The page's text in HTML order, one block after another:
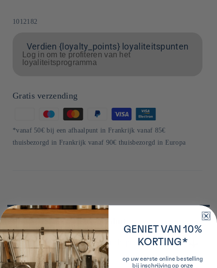
SKU:
1012182
Verdien {loyalty_points} loyaliteitspunten
Log in om te profiteren van het
loyaliteitsprogramma
Gratis verzending
Betaalmethoden
*vanaf 50€ bij een afhaalpunt in Frankrijk vanaf 85€
thuisbezorgd in Frankrijk vanaf 90€ thuisbezorgd in Europa
Plus de détails sur ce produit
Meer informatie over de producent
Fondée aux débuts de l'ère Meiji, en 1871 à Miyazaki, Yamae
Conservation
GENIET VAN 10%
KORTING*
op uw eerste online bestelling
bij inschrijving op onze